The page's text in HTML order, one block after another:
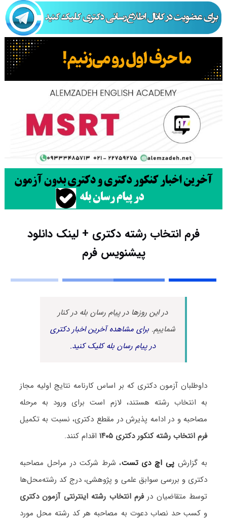
فرم انتخاب رشته دکتری + لینک دانلود
پیشنویس فرم
در این روزها در پیام رسان بله در کنار
شماییم.برای مشاهده آخرین اخبار دکتری
در پیام رسان بله کلیک کنید.
داوطلبان آزمون دکتری که بر اساس کارنامه نتایج اولیه مجاز
به انتخاب رشته هستند، لازم است برای ورود به مرحله
مصاحبه و در ادامه پذیرش در مقطع دکتری، نسبت به تکمیل
فرم انتخاب رشته کنکور دکتری ۱۴۰۵
اقدام کنند.
به گزارشپی اچ دی تست، شرط شرکت در مراحل مصاحبه
دکتری و بررسی سوابق علمی و پژوهشی، درج کد رشته‌محل‌ها
توسط متقاضیان درفرم انتخاب رشته اینترنتی آزمون دکتری
و کسب حد نصاب دعوت به مصاحبه هر کد رشته محل مورد